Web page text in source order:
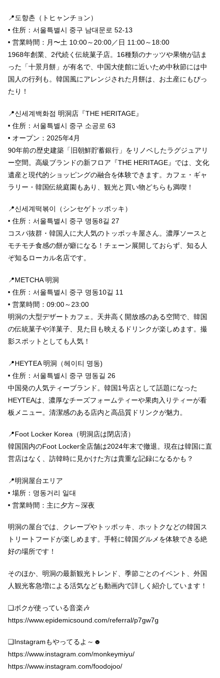
📍도향촌（トヒャンチョン）
• 住所：서울특별시 중구 남대문로 52-13
• 営業時間：月〜土 10:00～20:00／日 11:00～18:00
1968年創業、2代続く伝統菓子店。16種類のナッツや果物が詰ま
った「十景月餅」が有名で、中国大使館に近いため中秋節には中
国人の行列も。韓国風にアレンジされた月餅は、お土産にもぴっ
たり！
📍신세계백화점 明洞店『THE HERITAGE』
• 住所：서울특별시 중구 소공로 63
• オープン：2025年4月
90年前の歴史建築「旧朝鮮貯蓄銀行」をリノベしたラグジュアリ
ー空間。高級ブランドの新フロア『THE HERITAGE』では、文化
遺産と現代的ショッピングの融合を体験できます。カフェ・ギャ
ラリー・韓国伝統庭園もあり、観光と買い物どちらも満喫！
📍신세계떡볶이（シンセゲトッポッキ）
• 住所：서울특별시 중구 명동8길 27
コスパ抜群・韓国人に大人気のトッポッキ屋さん。濃厚ソースと
モチモチ食感の餅が癖になる！チェーン展開しておらず、知る人
ぞ知るローカル名店です。
📍METCHA 明洞
• 住所：서울특별시 중구 명동10길 11
• 営業時間：09:00～23:00
明洞の大型デザートカフェ。天井高く開放感のある空間で、韓国
の伝統菓子や洋菓子、見た目も映えるドリンクが楽しめます。撮
影スポットとしても人気！
📍HEYTEA 明洞（헤이티 명동)
• 住所：서울특별시 중구 명동길 26
中国発の人気ティーブランド。韓国1号店として話題になった
HEYTEAは、濃厚なチーズフォームティーや果肉入りティーが看
板メニュー。清潔感のある店内と高品質ドリンクが魅力。
📍Foot Locker Korea（明洞店は閉店済）
韓国国内のFoot Locker全店舗は2024年末で撤退。現在は韓国に直
営店はなく、訪韓時に見かけた方は貴重な記録になるかも？
📍明洞屋台エリア
• 場所：명동거리 일대
• 営業時間：主に夕方～深夜
明洞の屋台では、クレープやトッポッキ、ホットクなどの韓国ス
トリートフードが楽しめます。手軽に韓国グルメを体験できる絶
好の場所です！
そのほか、明洞の最新観光トレンド、季節ごとのイベント、外国
人観光客急増による活気なども動画内で詳しく紹介しています！
❏ボクが使っている音楽🎶
https://www.epidemicsound.com/referral/p7gw7g
❏Instagramもやってるよ～☻
https://www.instagram.com/monkeymiyu/
https://www.instagram.com/foodojoo/